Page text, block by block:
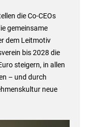
die Co-CEOs
gemeinsame
dem Leitmotiv
bis 2028 die
steigern, in allen
– und durch
neue